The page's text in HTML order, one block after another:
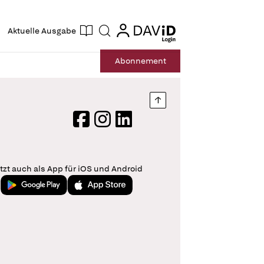
Aktuelle Ausgabe Suche login
login
Abonnement
Nach oben springen
FacebookInstagram
LinkedIn
auch als App für iOS und Android
Jetzt bei Google PlayLaden im App Store